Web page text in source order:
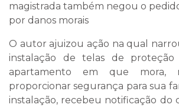
magistrada também negou o
por danos morais
O autor ajuizou ação na qual
instalação de telas de proteção
apartamento em que
proporcionar segurança para sua
instalação, recebeu notificação do